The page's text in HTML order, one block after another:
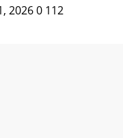
20260 112